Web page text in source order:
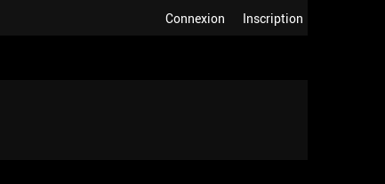
Inscription
Connexion